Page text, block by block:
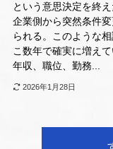
という意思決定を終え
企業側から突然条件
られる。このような相
こ数年で確実に増えて
年収、職位、勤務...
2026年1月28日